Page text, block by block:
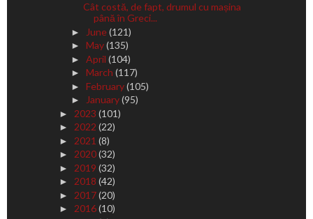
Cât costă, de fapt, drumul cu mașina
până în Greci...
► June(121)
► May(135)
► April (104)
► March (117)
► February(105)
► January(95)
► 2023 (101)
► 2022 (22)
► 2021 (8)
► 2020(32)
► 2019 (32)
► 2018 (42)
► 2017(20)
► 2016(10)